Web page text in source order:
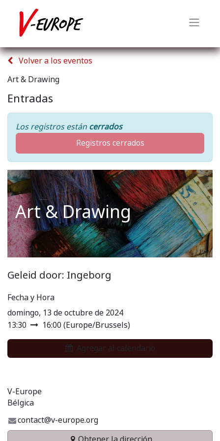
Volver a los eventos
Art & Drawing
Entradas
Los registros estáncerrados
Registros cerrados
Art & Drawing
Geleid door: Ingeborg
Fecha y Hora
domingo, 13 de octubre de 2024
13:30
16:00 (Europe/Brussels)
Agregar al calendario
V-Europe
Bélgica
contact@v-europe.org